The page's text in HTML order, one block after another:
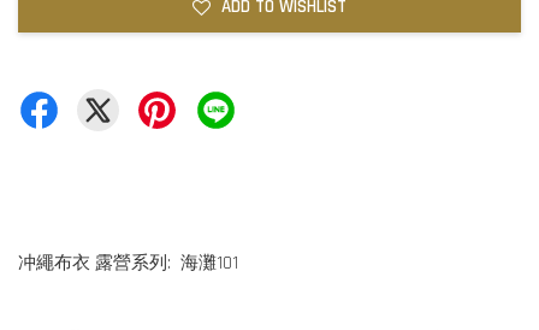
ADD TO WISHLIST
冲繩布衣 露營系列: 海灘101